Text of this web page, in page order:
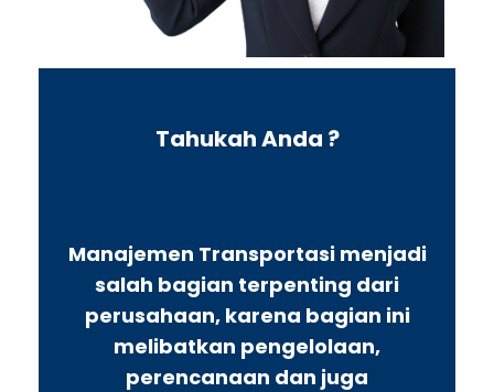
Tahukah Anda ?
Manajemen Transportasi menjadi
salah bagian terpenting dari
perusahaan, karena bagian ini
melibatkan pengelolaan,
perencanaan dan juga